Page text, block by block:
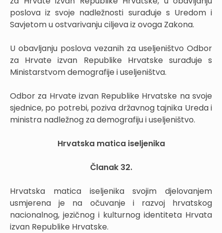
poslova iz svoje nadležnosti surađuje s Uredom i
Savjetom u ostvarivanju ciljeva iz ovoga Zakona.
U obavljanju poslova vezanih za useljeništvo Odbor
za Hrvate izvan Republike Hrvatske surađuje s
Ministarstvom demografije i useljeništva.
Odbor za Hrvate izvan Republike Hrvatske na svoje
sjednice, po potrebi, poziva državnog tajnika Ureda i
ministra nadležnog za demografiju i useljeništvo.
Hrvatska matica iseljenika
Članak 32.
Hrvatska matica iseljenika svojim djelovanjem
usmjerena je na očuvanje i razvoj hrvatskog
nacionalnog, jezičnog i kulturnog identiteta Hrvata
izvan Republike Hrvatske.